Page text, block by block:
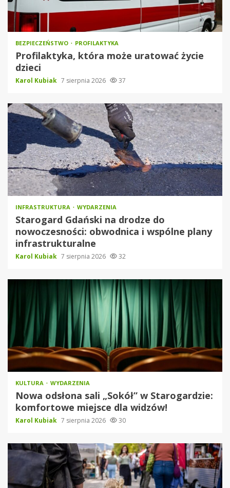
BEZPIECZEŃSTWO PROFILAKTYKA
Profilaktyka, która może uratować życie
dzieci
Karol Kubiak 7 sierpnia 2026 37
INFRASTRUKTURA WYDARZENIA
Starogard Gdański na drodze do
nowoczesności: obwodnica i wspólne plany
infrastrukturalne
Karol Kubiak 7 sierpnia 2026 32
KULTURA WYDARZENIA
Nowa odsłona sali „Sokół” w Starogardzie:
komfortowe miejsce dla widzów!
Karol Kubiak 7 sierpnia 2026 30